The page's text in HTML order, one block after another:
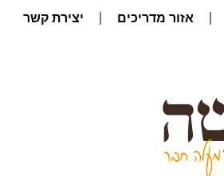
אזור מדריכים יצירת קשר